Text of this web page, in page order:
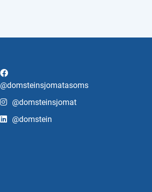
@domsteinsjomatasoms
@domsteinsjomat
@domstein